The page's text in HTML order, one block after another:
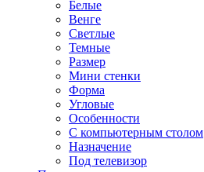
Белые
Венге
Светлые
Темные
Размер
Мини стенки
Форма
Угловые
Особенности
С компьютерным столом
Назначение
Под телевизор